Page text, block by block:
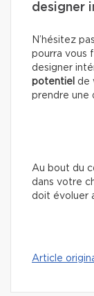
designer
N’hésitez
pourra vous
designer
potentiel de
prendre une
Au bout du
dans votre
doit évoluer
Article